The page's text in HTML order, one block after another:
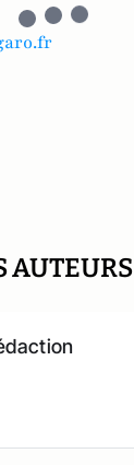
AUTEURS